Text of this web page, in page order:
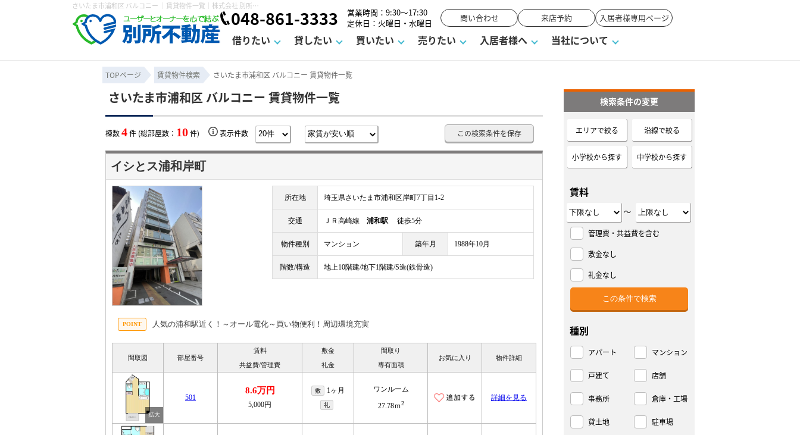
さいたま市浦和区 バルコニー ｜賃貸物件一覧｜株式会社 別所不動産
048-861-3333
営業時間：9:30～17:30
定休日：火曜日・水曜日
問い合わせ 来店予約 入居者様専用ページ
借りたい
条件から探す 学区から探す 町名から探す 駐車場を探す お気に入り一覧 物件閲覧履歴
保存した検索条件 賃貸契約までの流れ よくある質問 不動産用語・賃貸用語集
貸したい
賃貸管理について 賃貸経営塾 賃貸Q&A 空室対策 業界ニュース
オーナー座談会 賃貸法律相談室
買いたい
売買物件一覧 購入時の諸費用 購入までの流れ よくある質問 マンションVS戸建て 賃貸vs持ち家
売りたい
不動産売却について 住み替え 借地底地 相続 仲介手数料について
媒介契約の種類 諸費用 仲介と買取の違い 必要な書類 売却の流れ 高く売るポイント
よくある質問
入居者様へ
入居者様専用ページ 退去申請フォーム 駐車場解約フォーム
当社について
会社概要 スタッフ紹介 お知らせ お客様の声 街紹介 お問い合わせ 来店予約
個人情報の取り扱い カスタマーハラスメントに対する基本方針
TOPページ 賃貸物件検索 さいたま市浦和区 バルコニー 賃貸物件一覧
さいたま市浦和区 バルコニー 賃貸物件一覧
棟数4件 (総部屋数： 10件) 表示件数 この検索条件を保存
イシとス浦和岸町
所在地 埼玉県さいたま市浦和区岸町7丁目1-2
交通 ＪＲ高崎線 浦和駅 徒歩5分
物件種別 マンション 築年月 1988年10月
階数/構造 地上10階建/地下1階建/S造(鉄骨造)
人気の浦和駅近く！～オール電化～買い物便利！周辺環境充実
間取図 部屋番号
賃料
共益費/管理費
敷金
礼金
間取り
専有面積
お気に入り 物件詳細
501
8.6万円
5,000円
敷 1ヶ月
礼
ワンルーム
27.78ｍ2
詳細を見る
検索条件の変更
エリアで絞る 沿線で絞る
小学校から探す 中学校から探す
賃料
～
管理費・共益費を含む
敷金なし
礼金なし
種別
アパート マンション
戸建て 店舗
事務所 倉庫・工場
貸土地 駐車場